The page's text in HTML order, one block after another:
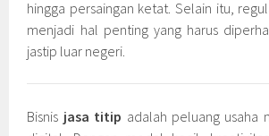
hingga persaingan ketat. Selain itu,
menjadi hal penting yang harus
jastip luar negeri.
Bisnis jasa titip adalah peluang usaha